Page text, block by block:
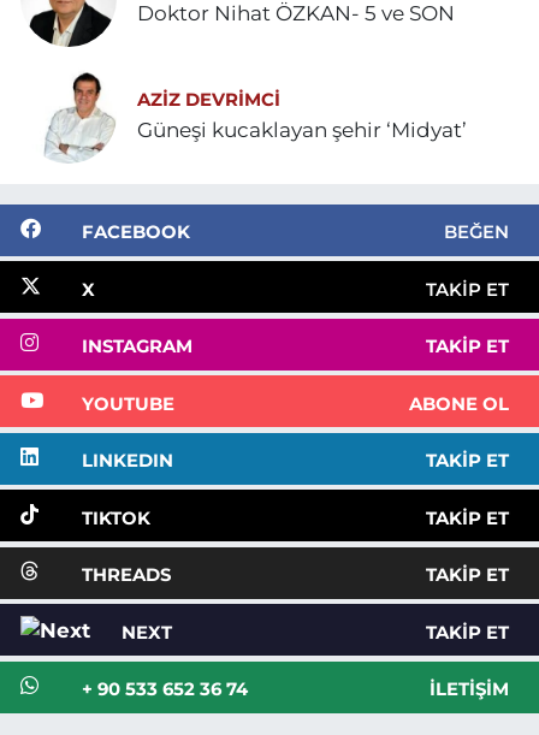
Doktor Nihat ÖZKAN- 5 ve SON
AZIZ DEVRIMCI
Güneşi kucaklayan şehir ‘Midyat’
FACEBOOK BEĞEN
X TAKIP ET
INSTAGRAM TAKIP ET
YOUTUBE ABONE OL
LINKEDIN TAKIP ET
TIKTOK TAKIP ET
THREADS TAKIP ET
NEXT TAKIP ET
+ 90 533 652 36 74 İLETIŞIM